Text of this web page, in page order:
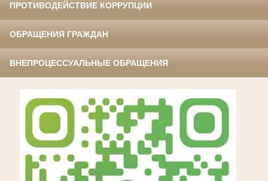
ПРОТИВОДЕЙСТВИЕ КОРРУПЦИИ
ОБРАЩЕНИЯ ГРАЖДАН
ВНЕПРОЦЕССУАЛЬНЫЕ ОБРАЩЕНИЯ